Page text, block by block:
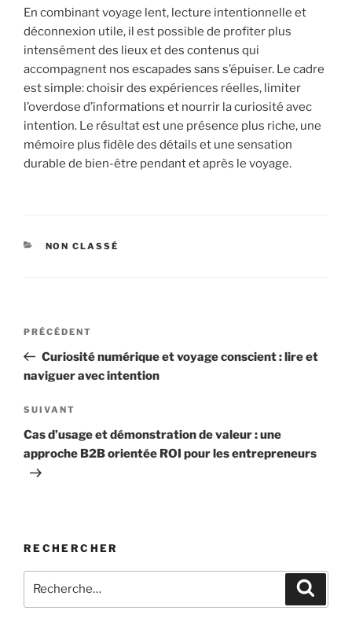
En combinant voyage lent, lecture intentionnelle et
déconnexion utile, il est possible de profiter plus
intensément des lieux et des contenus qui
accompagnent nos escapades sans s’épuiser. Le cadre
est simple: choisir des expériences réelles, limiter
l’overdose d’informations et nourrir la curiosité avec
intention. Le résultat est une présence plus riche, une
mémoire plus fidèle des détails et une sensation
durable de bien-être pendant et après le voyage.
CATÉGORIES
NON CLASSÉ
Navigation
l’article
Article
précédent
PRÉCÉDENT
Curiosité numérique et voyage conscient : lire et
naviguer avec intention
Article
suivant
SUIVANT
Cas d’usage et démonstration de valeur : une
approche B2B orientée ROI pour les entrepreneurs
RECHERCHER
pour